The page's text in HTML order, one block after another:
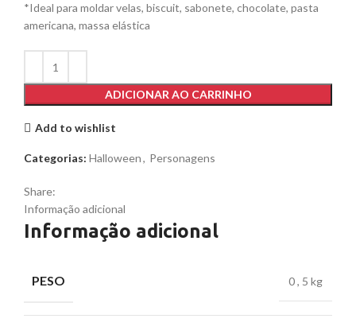
*Ideal para moldar velas, biscuit, sabonete, chocolate, pasta
americana, massa elástica
ADICIONAR AO CARRINHO
Add to wishlist
Categorias: Halloween, Personagens
Share:
Informação adicional
Informação adicional
PESO 0, 5 kg